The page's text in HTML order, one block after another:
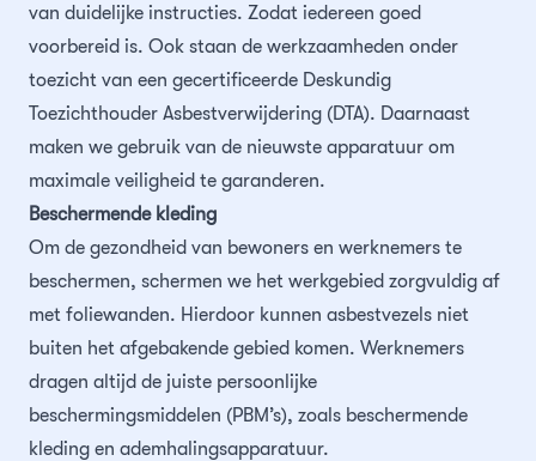
Ondersteuning op locatie
van duidelijke instructies. Zodat iedereen goed
voorbereid is. Ook staan de werkzaamheden onder
toezicht van een gecertificeerde Deskundig
Toezichthouder Asbestverwijdering (DTA). Daarnaast
maken we gebruik van de nieuwste apparatuur om
maximale veiligheid te garanderen.
Beschermende kleding
Om de gezondheid van bewoners en werknemers te
beschermen, schermen we het werkgebied zorgvuldig af
met foliewanden. Hierdoor kunnen asbestvezels niet
buiten het afgebakende gebied komen. Werknemers
dragen altijd de juiste persoonlijke
beschermingsmiddelen (PBM’s), zoals beschermende
kleding en ademhalingsapparatuur.